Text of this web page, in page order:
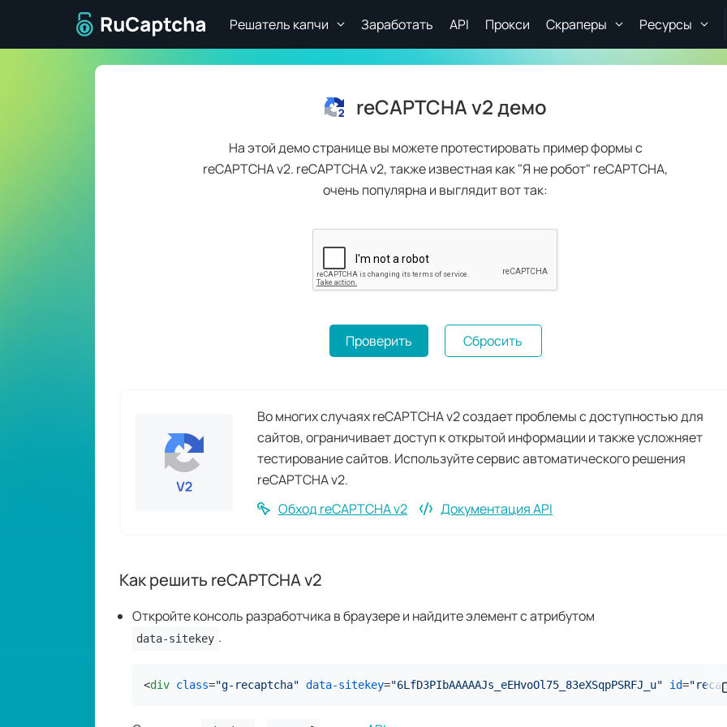
Перейти на главную страницуРешатель капчи Заработать API Прокси Скраперы Ресурсы
reCAPTCHA v2 демо
На этой демо странице вы можете протестировать пример формы с
reCAPTCHA v2. reCAPTCHA v2, также известная как "Я не робот" reCAPTCHA,
очень популярна и выглядит вот так:
Проверить Сбросить
Во многих случаях reCAPTCHA v2 создает проблемы с доступностью для
сайтов, ограничивает доступ к открытой информации и также усложняет
тестирование сайтов. Используйте сервис автоматического решения
reCAPTCHA v2.
Обход reCAPTCHA v2
Документация API
Как решить reCAPTCHA v2
Откройте консоль разработчика в браузере и найдите элемент с атрибутом
data-sitekey .
<div class="g-recaptcha" data-sitekey="6LfD3PIbAAAAAJs_eEHvoOl75_83eXSqpPSRFJ_u" id=